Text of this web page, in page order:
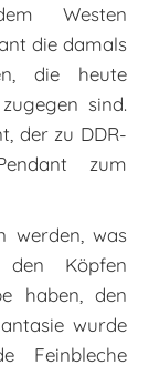
Westen
die damals
die heute
sind.
der zu DDR-
zum
werden, was
Köpfen
haben, den
wurde
Feinbleche